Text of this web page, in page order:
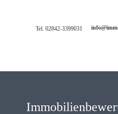
Tel. 02842-3399031